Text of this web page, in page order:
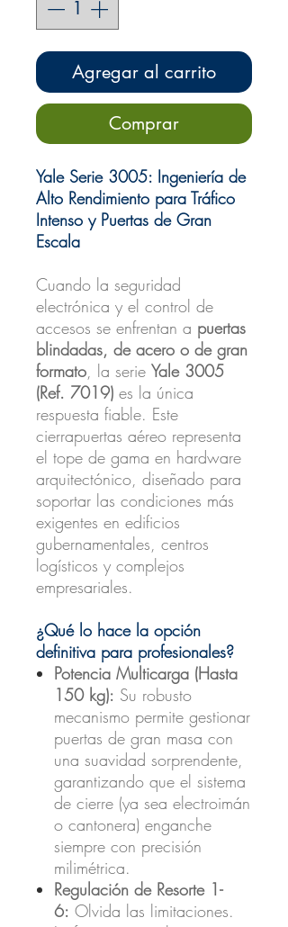
Agregar al carrito
Comprar
Yale Serie 3005: Ingeniería de
Alto Rendimiento para Tráfico
Intenso y Puertas de Gran
Escala
Cuando la seguridad
electrónica y el control de
accesos se enfrentan a puertas
blindadas, de acero o de gran
formato, la serie Yale 3005
(Ref. 7019) es la única
respuesta fiable. Este
cierrapuertas aéreo representa
el tope de gama en hardware
arquitectónico, diseñado para
soportar las condiciones más
exigentes en edificios
gubernamentales, centros
logísticos y complejos
empresariales.
¿Qué lo hace la opción
definitiva para profesionales?
Potencia Multicarga (Hasta
150 kg): Su robusto
mecanismo permite gestionar
puertas de gran masa con
una suavidad sorprendente,
garantizando que el sistema
de cierre (ya sea electroimán
o cantonera) enganche
siempre con precisión
milimétrica.
Regulación de Resorte 1-
6: Olvida las limitaciones.